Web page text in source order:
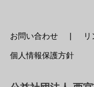
お問い合わせ
個人情報保護方針